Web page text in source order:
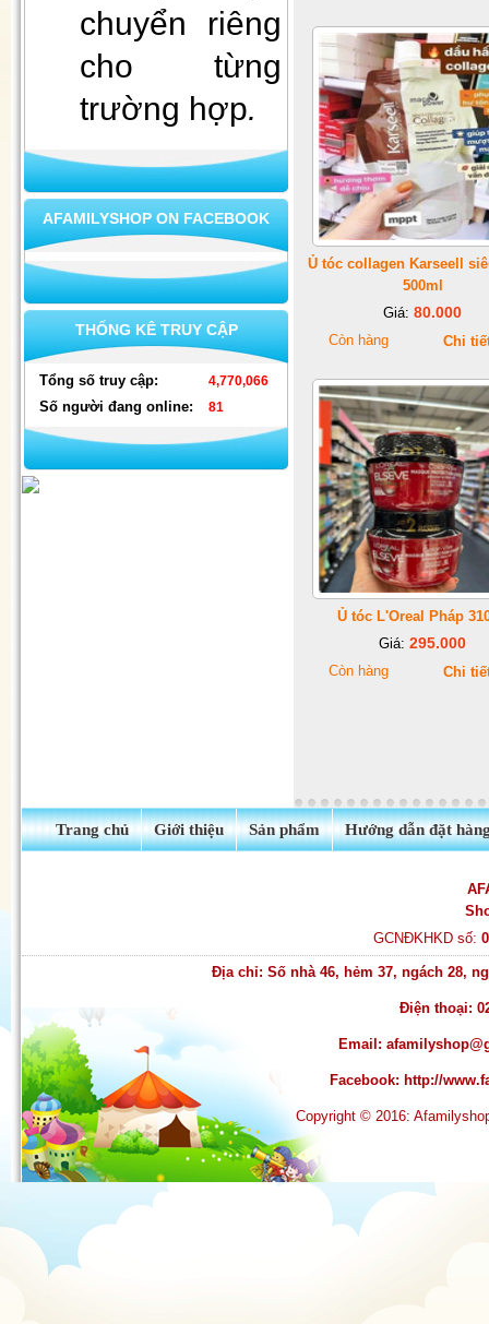
Xà bông mùi già - tài lộc vào
nhà
Bộ ấm chén cao cấp L8-73 (2)
chuyển riêng
cho từng
trường hợp.
AFAMILYSHOP ON FACEBOOK
THỐNG KÊ TRUY CẬP
Tổng số truy cập: 4,770,066
Số người đang online: 81
Ủ tóc collagen Karseell
500ml
Giá: 80.000
Còn hàng Chi
Ủ tóc L'Oreal Pháp
Giá: 295.000
Còn hàng Chi
Trang chủ Giới thiệu Sản phẩm Hướng dẫn đặt
GCNĐKHKD số:
Địa chỉ: Số nhà 46, hẻm 37, ngách 28,
Điện thoại:
Email:
Facebook: http://
Copyright © 2016: